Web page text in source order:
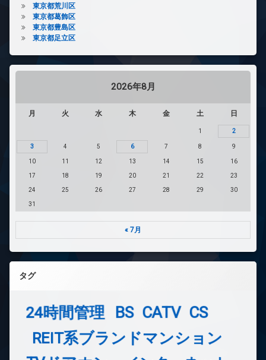
東京都荒川区
東京都葛飾区
東京都豊島区
東京都足立区
2026年8月
月 火 水 木 金 土 日
1 2
3 4 5 6 7 8 9
10 11 12 13 14 15 16
17 18 19 20 21 22 23
24 25 26 27 28 29 30
31
« 7月
タグ
24時間管理 BS CATV CS
REIT系ブランドマンション